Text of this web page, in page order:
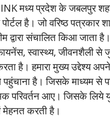
मध्य प्रदेश के जबलपुर
है। जो वरिष्ठ पत्रकार
द्वारा संचालित किआ जाता है।
स्वास्थ्य, जीवनशैली से
है। हमारा मुख्य उद्देश्य
पहुंचाना है। जिसके माध्यम से
परिवर्तन आए। जिसके लिये
मेहनत करती है।